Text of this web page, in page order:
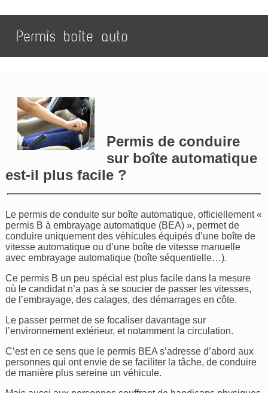
Permis boite auto
Permis de conduire
sur boîte automatique
est-il plus facile ?
Le permis de conduite sur boîte automatique, officiellement «
permis B à embrayage automatique (BEA) », permet de
conduire uniquement des véhicules équipés d’une boîte de
vitesse automatique ou d’une boîte de vitesse manuelle
avec embrayage automatique (boîte séquentielle…).
Ce permis B un peu spécial est plus facile dans la mesure
où le candidat n’a pas à se soucier de passer les vitesses,
de l’embrayage, des calages, des démarrages en côte.
Le passer permet de se focaliser davantage sur
l’environnement extérieur, et notamment la circulation.
C’est en ce sens que le permis BEA s’adresse d’abord aux
personnes qui ont envie de se faciliter la tâche, de conduire
de manière plus sereine un véhicule.